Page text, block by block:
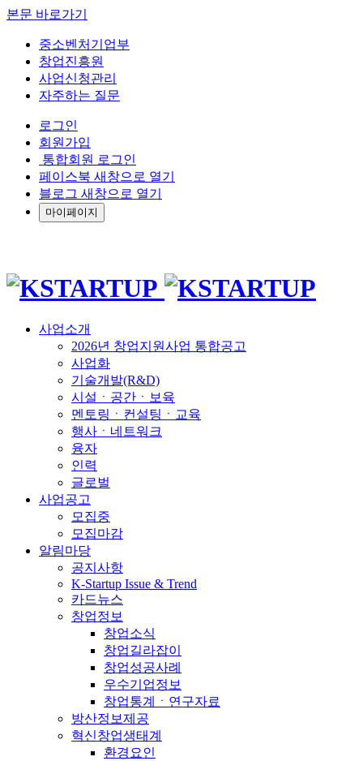
본문 바로가기
중소벤처기업부
창업진흥원
사업신청관리
자주하는 질문
로그인
회원가입
통합회원 로그인
페이스북 새창으로 열기
블로그 새창으로 열기
마이페이지
사업소개
2026년 창업지원사업 통합공고
사업화
기술개발(R&D)
시설ㆍ공간ㆍ보육
멘토링ㆍ컨설팅ㆍ교육
행사ㆍ네트워크
융자
인력
글로벌
사업공고
모집중
모집마감
알림마당
공지사항
K-Startup Issue & Trend
카드뉴스
창업정보
창업소식
창업길라잡이
창업성공사례
우수기업정보
창업통계ㆍ연구자료
방산정보제공
혁신창업생태계
환경요인